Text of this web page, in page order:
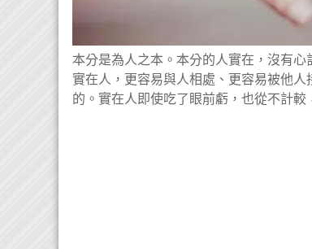
本分是為人之本。本分的人實在，沒有
實在人，更容易與人相處、更容易被他
的。實在人即使吃了眼前虧，也從不計